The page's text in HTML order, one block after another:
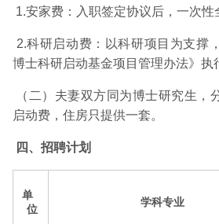
1.安家费：入职签定协议后，一次性
2.科研启动费：以科研项目为支撑
博士科研启动基金项目管理办法》执
（二）夫妻双方同为博士研究生，
启动费，住房只提供一套。
四、招聘计划
单
位
学科专业